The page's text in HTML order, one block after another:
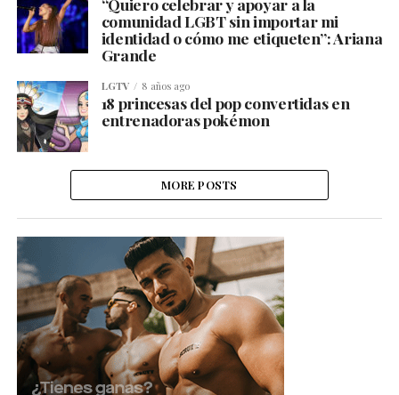
“Quiero celebrar y apoyar a la
comunidad LGBT sin importar mi
identidad o cómo me etiqueten”: Ariana
Grande
LGTV 8 años ago
18 princesas del pop convertidas en
entrenadoras pokémon
MORE POSTS